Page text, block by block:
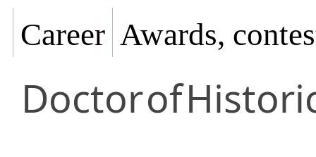
Career Awards,
Doctorof